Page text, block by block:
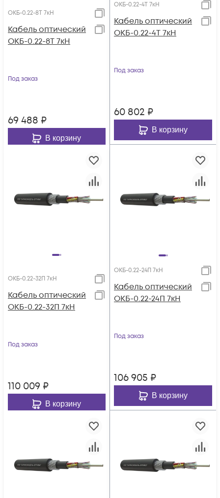
ОКБ-0.22-8Т 7кН
Кабель оптический
ОКБ-0.22-8Т 7кН
Под заказ
69 488 ₽
В корзину
ОКБ-0.22-4Т 7кН
Кабель оптический
ОКБ-0.22-4Т 7кН
Под заказ
60 802 ₽
В корзину
ОКБ-0.22-32П 7кН
Кабель оптический
ОКБ-0.22-32П 7кН
Под заказ
110 009 ₽
В корзину
ОКБ-0.22-24П 7кН
Кабель оптический
ОКБ-0.22-24П 7кН
Под заказ
106 905 ₽
В корзину